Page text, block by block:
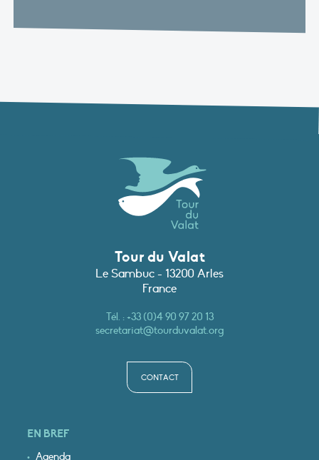
Tour du Valat
Le Sambuc - 13200 Arles
France
Tél. :+33 (0)4 90 97 20 13
secretariat@tourduvalat.org
CONTACT
EN BREF
Agenda